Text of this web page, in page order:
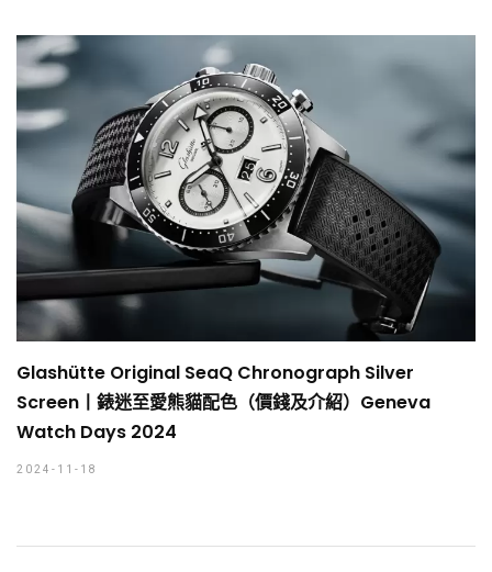
Glashütte Original SeaQ Chronograph Silver
Screen丨錶迷至愛熊貓配色（價錢及介紹）Geneva
Watch Days 2024
2024-11-18